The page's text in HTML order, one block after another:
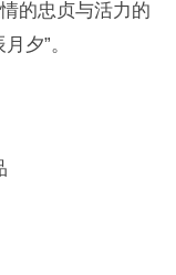
的忠贞与活力的
夕”。